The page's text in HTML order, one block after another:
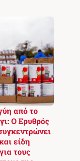
από το
Ο Ερυθρός
είδη
τους